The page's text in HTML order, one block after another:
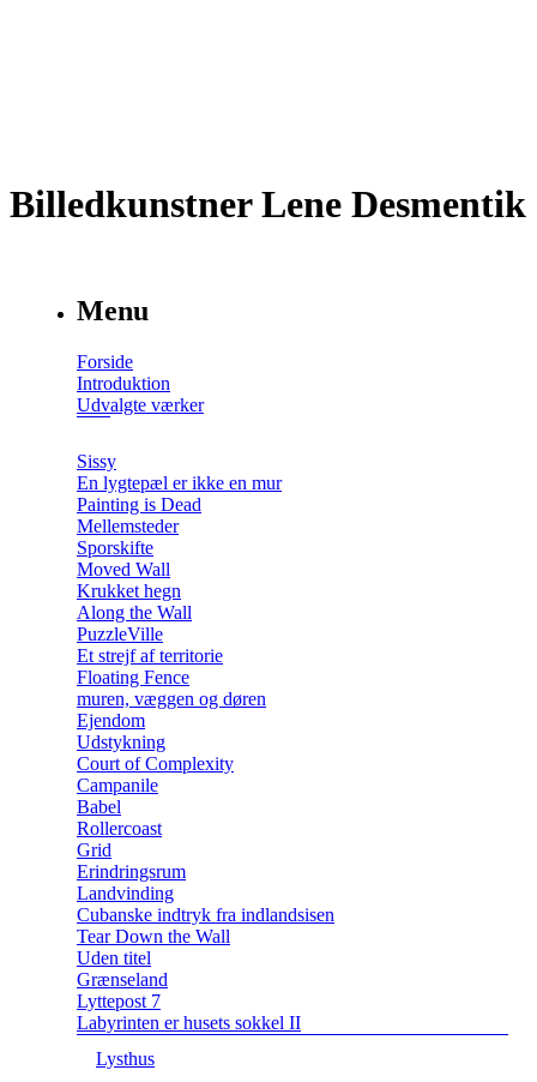
Billedkunstner Lene Desmentik
Menu
Forside
Introduktion
Udvalgte værker
Sissy
En lygtepæl er ikke en mur
Painting is Dead
Mellemsteder
Sporskifte
Moved Wall
Krukket hegn
Along the Wall
PuzzleVille
Et strejf af territorie
Floating Fence
muren, væggen og døren
Ejendom
Udstykning
Court of Complexity
Campanile
Babel
Rollercoast
Grid
Erindringsrum
Landvinding
Cubanske indtryk fra indlandsisen
Tear Down the Wall
Uden titel
Grænseland
Lyttepost 7
Labyrinten er husets sokkel II
Lysthus